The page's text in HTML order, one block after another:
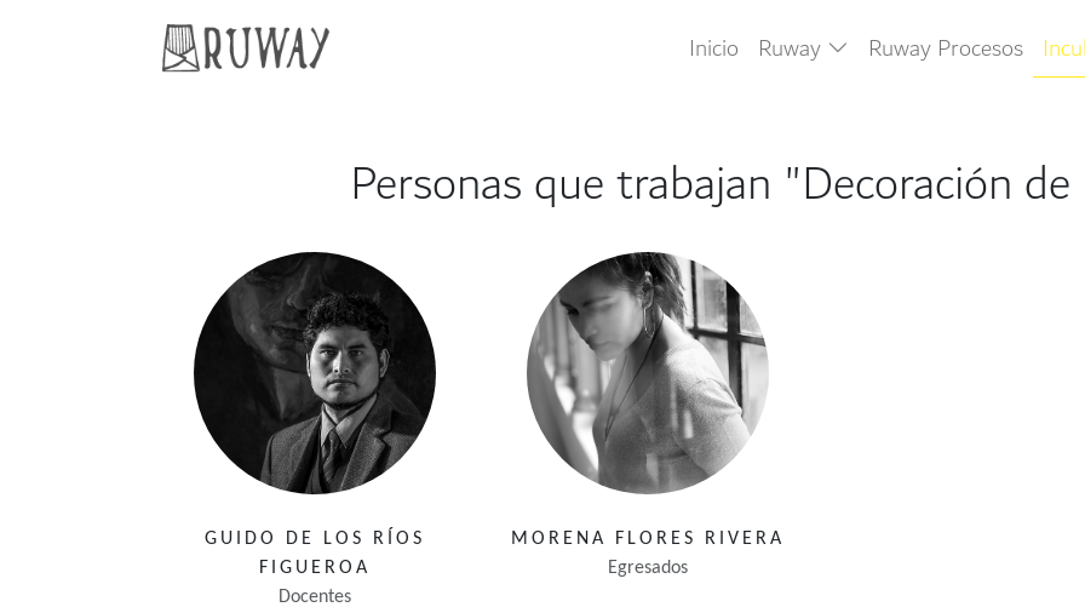
Inicio Ruway Ruway Procesos
Personas que trabajan "Decoración
GUIDO DE LOS RÍOS
FIGUEROA
Docentes
MORENA FLORES RIVERA
Egresados